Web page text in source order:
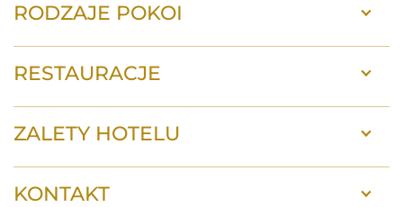
RODZAJE POKOI
RESTAURACJE
ZALETY HOTELU
KONTAKT